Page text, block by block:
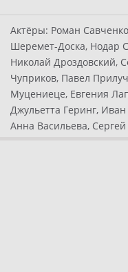
Актёры: Роман
Шеремет-Доска, Нодар
Николай Дроздовский,
Чуприков, Павел
Муцениеце, Евгения
Джульетта Геринг,
Анна Васильева,